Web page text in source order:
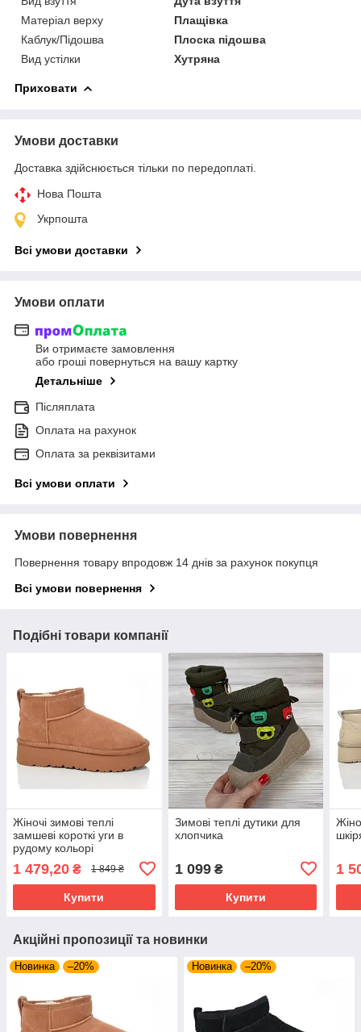
Матеріал верху
Плащівка
Каблук/Підошва
Плоска підошва
Вид устілки
Хутряна
Приховати
Умови доставки
Доставка здійснюється тільки по передоплаті.
Нова Пошта
Укрпошта
Всі умови доставки
Умови оплати
Ви отримаєте замовлення
або гроші повернуться на вашу картку
Детальніше
Післяплата
Оплата на рахунок
Оплата за реквізитами
Всі умови оплати
Умови повернення
Повернення товару впродовж 14 днів за рахунок покупця
Всі умови повернення
Подібні товари компанії
Жіночі зимові теплі
замшеві короткі уги в
рудому кольорі
1 479,20 ₴ 1 849 ₴
Купити
Зимові теплі дутики для
хлопчика
1 099₴
Купити
1
Акційні пропозиції та новинки
Новинка –20% Новинка –20%